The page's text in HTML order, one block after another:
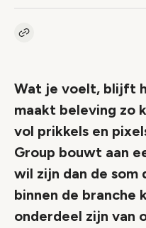
Kopieer link naar artikel
Wat je voelt, blijft
maakt beleving zo
vol prikkels en
Group bouwt aan
wil zijn dan de som
binnen de branche
onderdeel zijn van